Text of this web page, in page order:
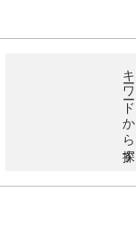
キーワードから探す